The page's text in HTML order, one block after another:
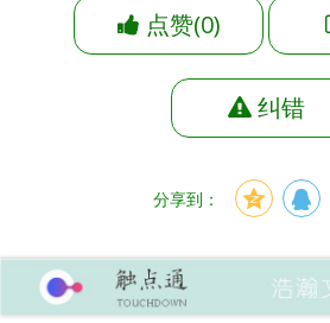
点赞(0)
纠错
分享到：